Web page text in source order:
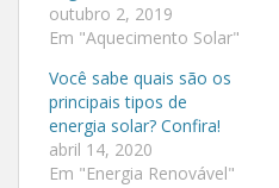
a
r
t
h
a
r
n
o
T
w
a
r
t
h
a
r
n
o
F
a
outubro 2, 2019
Em "Aquecimento Solar"
Você sabe quais são os
principais tipos de
energia solar? Confira!
abril 14, 2020
Em "Energia Renovável"